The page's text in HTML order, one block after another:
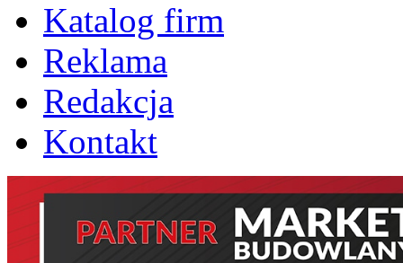
Katalog firm
Reklama
Redakcja
Kontakt